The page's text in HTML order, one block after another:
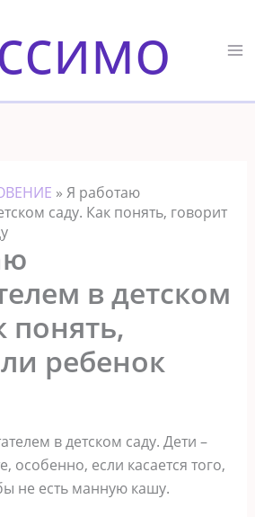
» Я работаю
саду. Как понять, говорит
в детском
понять,
ребенок
в детском саду. Дети –
особенно, если касается того,
не есть манную кашу.